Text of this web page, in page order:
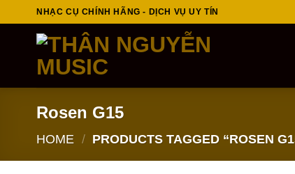
to
NHẠC CỤ CHÍNH HÃNG - DỊCH VỤ UY TÍN
Rosen G15
HOME / PRODUCTS TAGGED “ROSEN